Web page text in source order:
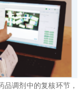
调剂中的复核环节，